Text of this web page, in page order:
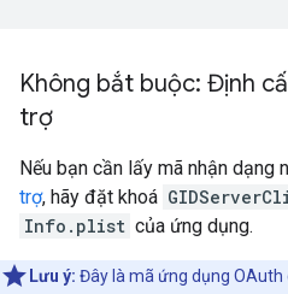
Không bắt buộc: Định
trợ
Nếu bạn cần lấy mã nhận dạng
trợ, hãy đặt khoá
Info.plist của ứng dụng.
Lưu ý: Đây là mã ứng dụng